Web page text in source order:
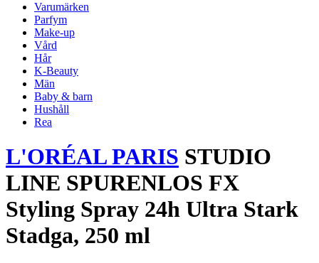
Varumärken
Parfym
Make-up
Vård
Hår
K-Beauty
Män
Baby & barn
Hushåll
Rea
L'ORÉAL PARIS STUDIO
LINE SPURENLOS FX
Styling Spray 24h Ultra Stark
Stadga, 250 ml